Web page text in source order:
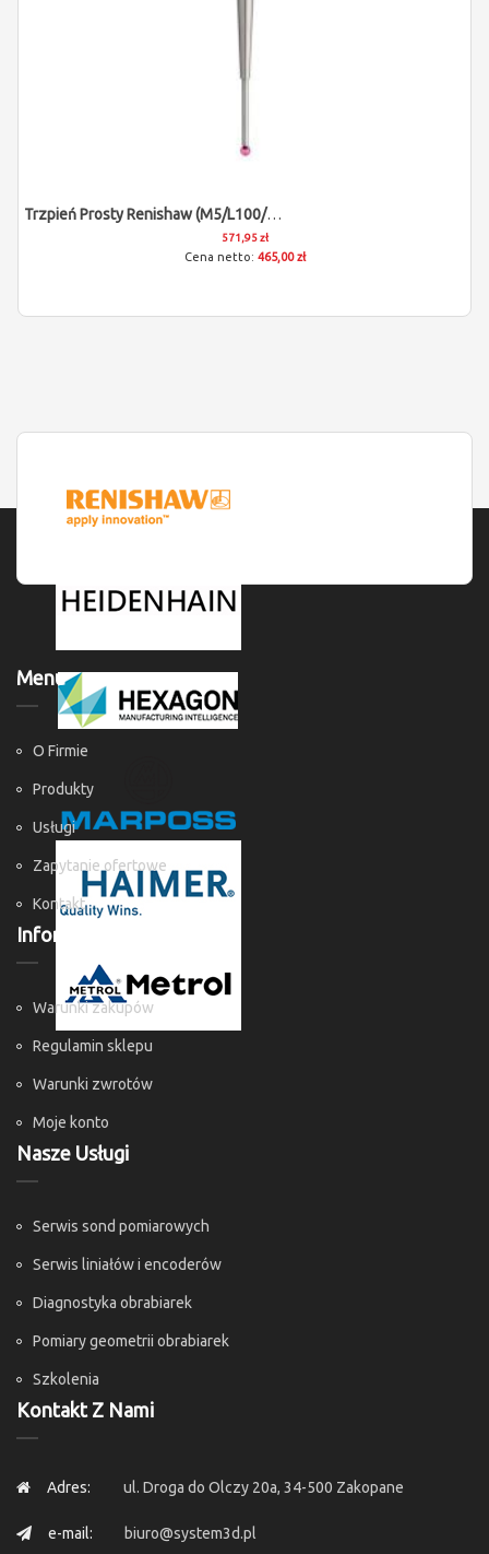
Trzpień Prosty Renishaw (M5/L100/D4)
571,95 zł
465,00 zł
Menu
O Firmie
Produkty
Usługi
Zapytanie ofertowe
Kontakt
Informacje
Warunki zakupów
Regulamin sklepu
Warunki zwrotów
Moje konto
Nasze Usługi
Serwis sond pomiarowych
Serwis liniałów i encoderów
Diagnostyka obrabiarek
Pomiary geometrii obrabiarek
Szkolenia
Kontakt Z Nami
Adres: ul. Droga do Olczy 20a, 34-500 Zakopane
e-mail: biuro@system3d.pl